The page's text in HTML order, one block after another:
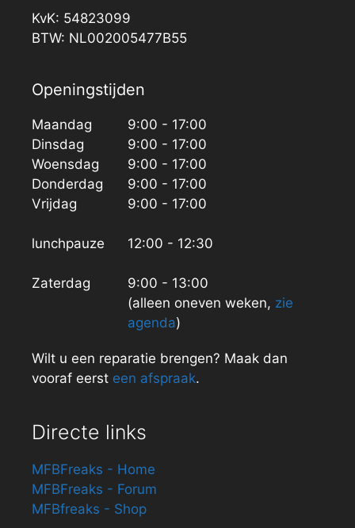
KvK: 54823099
BTW: NL002005477B55
Openingstijden
Maandag
Dinsdag
Woensdag
Donderdag
Vrijdag
lunchpauze
Zaterdag
9:00 - 17:00
9:00 - 17:00
9:00 - 17:00
9:00 - 17:00
9:00 - 17:00
12:00 - 12:30
9:00 - 13:00
(alleen oneven weken, zie
agenda)
Wilt u een reparatie brengen? Maak dan
vooraf eerst een afspraak.
Directe links
MFBFreaks - Home
MFBFreaks - Forum
MFBfreaks - Shop